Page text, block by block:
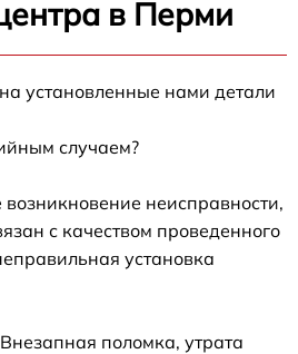
в Перми
установленные нами детали
случаем?
неисправности,
с качеством проведенного
установка
поломка, утрата